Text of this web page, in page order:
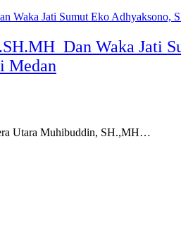
Dan Waka Jati
Medan
Utara Muhibuddin, SH.,MH…